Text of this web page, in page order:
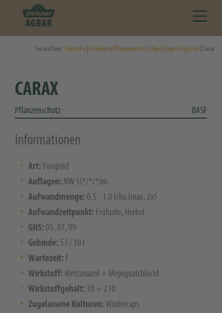
Sie sind hier:Startseite Produkte Pflanzenschutz Raps Raps Fungizide | Carax
CARAX
Pflanzenschutz BASF
Informationen
Art: Fungizid
Auflagen: NW 5(*/*/*)m
Aufwandmenge: 0,5 - 1,0 l/ha (max. 2x)
Aufwandzeitpunkt: Frühjahr, Herbst
GHS: 05, 07, 09
Gebinde: 5 l / 10 l
Wartezeit: F
Wirkstoff: Metconazol + Mepiquatchlorid
Wirkstoffgehalt: 30 + 210
Zugelassene Kulturen: Winterraps